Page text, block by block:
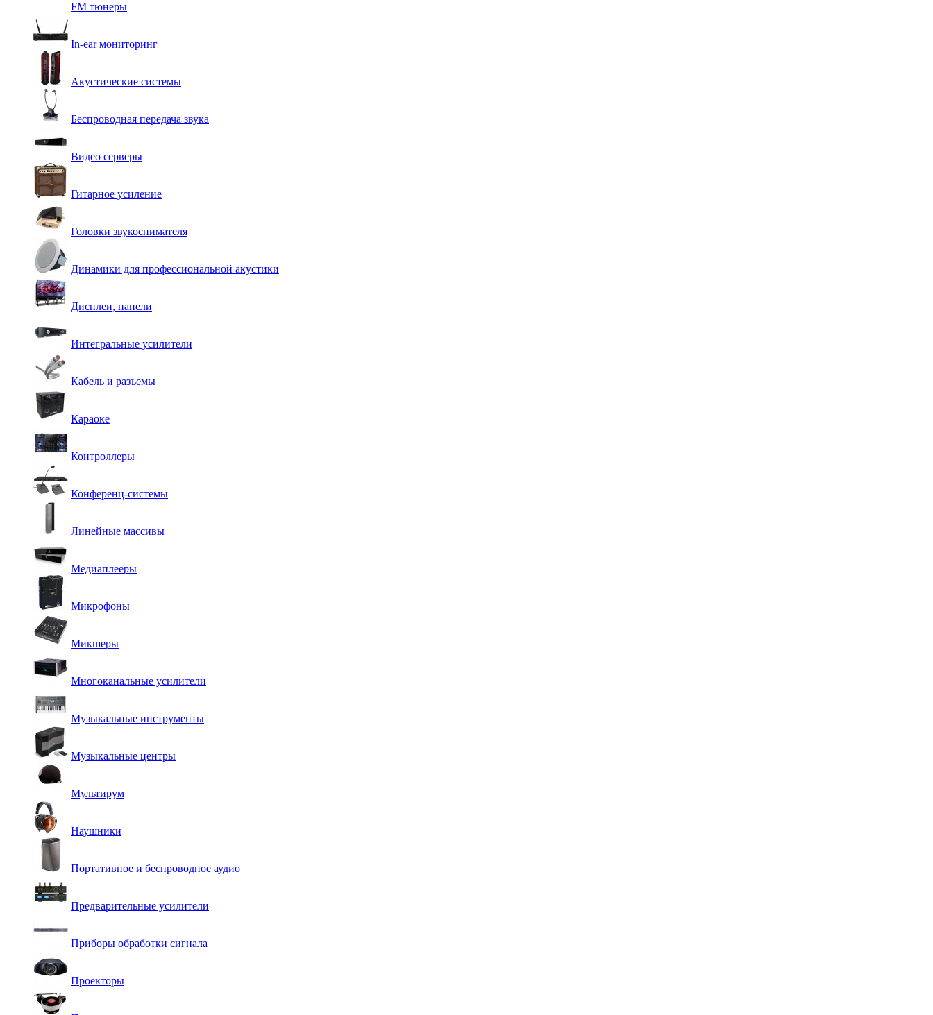
FM тюнеры
In-ear мониторинг
Акустические системы
Беспроводная передача звука
Видео серверы
Гитарное усиление
Головки звукоснимателя
Динамики для профессиональной акустики
Дисплеи, панели
Интегральные усилители
Кабель и разъемы
Караоке
Контроллеры
Конференц-системы
Линейные массивы
Медиаплееры
Микрофоны
Микшеры
Многоканальные усилители
Музыкальные инструменты
Музыкальные центры
Мультирум
Наушники
Портативное и беспроводное аудио
Предварительные усилители
Приборы обработки сигнала
Проекторы